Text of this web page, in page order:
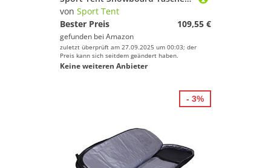
von Sport Tent
Bester Preis
109,55 €
gefunden bei Amazon
zuletzt überprüft am 27.09.2025 um 00:03; der
Preis kann sich seitdem geändert haben.
Keine weiteren Anbieter
- 3%